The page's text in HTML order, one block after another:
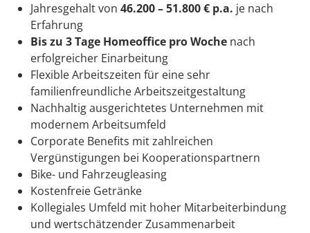
Jahresgehalt von 46.200 – 51.800 € p.a. je nach
Erfahrung
Bis zu 3 Tage Homeoffice pro Woche nach
erfolgreicher Einarbeitung
Flexible Arbeitszeiten für eine sehr
familienfreundliche Arbeitszeitgestaltung
Nachhaltig ausgerichtetes Unternehmen mit
modernem Arbeitsumfeld
Corporate Benefits mit zahlreichen
Vergünstigungen bei Kooperationspartnern
Bike- und Fahrzeugleasing
Kostenfreie Getränke
Kollegiales Umfeld mit hoher Mitarbeiterbindung
und wertschätzender Zusammenarbeit